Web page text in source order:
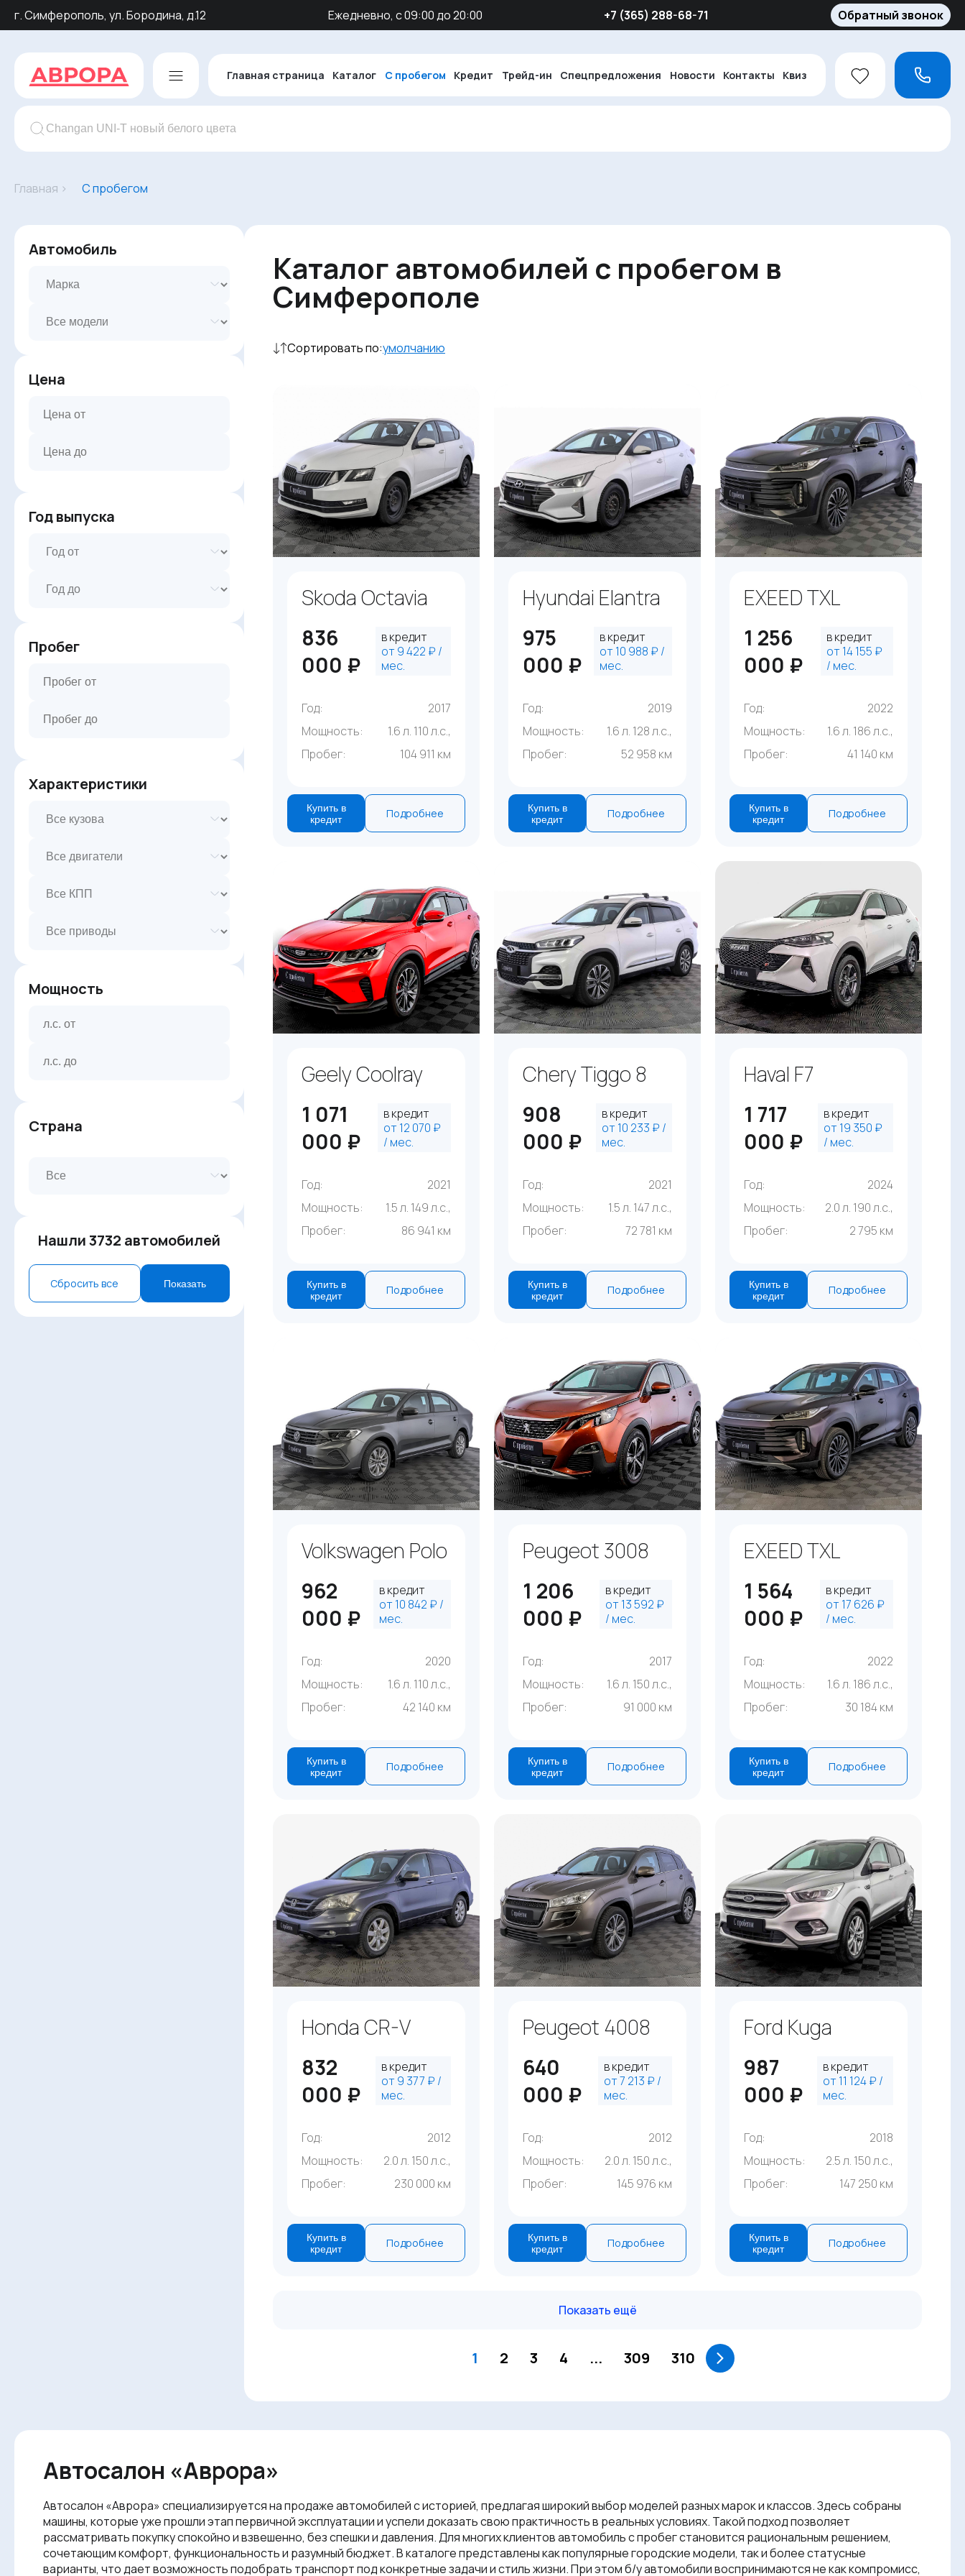
г. Симферополь, ул. Бородина, д.12 Ежедневно, с 09:00 до 20:00 ‪+7 (365) 288-68-71 Обратный звонок
Главная страница Каталог С пробегом Кредит Трейд-ин Спецпредложения Новости Контакты Квиз
Главная › С пробегом
Автомобиль
Цена
Год выпуска
Пробег
Характеристики
Мощность
Страна
Нашли3732 автомобилей
Сбросить все Показать
Каталог автомобилей с пробегом в
Симферополе
Сортировать по:умолчанию
Skoda Octavia
836
000 ₽
в кредит
от 9 422 ₽ /
мес.
Год:
2017
Мощность:
1.6 л. 110 л.с.,
Пробег:
104 911 км
Купить в
кредит
Подробнее
Hyundai Elantra
975
000 ₽
в кредит
от 10 988 ₽ /
мес.
Год:
2019
Мощность:
1.6 л. 128 л.с.,
Пробег:
52 958 км
Купить в
кредит
Подробнее
EXEED TXL
1 256
000 ₽
в кредит
от 14 155 ₽
/ мес.
Год:
2022
Мощность:
1.6 л. 186 л.с.,
Пробег:
41 140 км
Купить в
кредит
Подробнее
Geely Coolray
1 071
000 ₽
в кредит
от 12 070 ₽
/ мес.
Год:
2021
Мощность:
1.5 л. 149 л.с.,
Пробег:
86 941 км
Купить в
кредит
Подробнее
Chery Tiggo 8
908
000 ₽
в кредит
от 10 233 ₽ /
мес.
Год:
2021
Мощность:
1.5 л. 147 л.с.,
Пробег:
72 781 км
Купить в
кредит
Подробнее
Haval F7
1 717
000 ₽
в кредит
от 19 350 ₽
/ мес.
Год:
2024
Мощность:
2.0 л. 190 л.с.,
Пробег:
2 795 км
Купить в
кредит
Подробнее
Volkswagen Polo
962
000 ₽
в кредит
от 10 842 ₽ /
мес.
Год:
2020
Мощность:
1.6 л. 110 л.с.,
Пробег:
42 140 км
Купить в
кредит
Подробнее
Peugeot 3008
1 206
000 ₽
в кредит
от 13 592 ₽
/ мес.
Год:
2017
Мощность:
1.6 л. 150 л.с.,
Пробег:
91 000 км
Купить в
кредит
Подробнее
EXEED TXL
1 564
000 ₽
в кредит
от 17 626 ₽
/ мес.
Год:
2022
Мощность:
1.6 л. 186 л.с.,
Пробег:
30 184 км
Купить в
кредит
Подробнее
Honda CR-V
832
000 ₽
в кредит
от 9 377 ₽ /
мес.
Год:
2012
Мощность:
2.0 л. 150 л.с.,
Пробег:
230 000 км
Купить в
кредит
Подробнее
Peugeot 4008
640
000 ₽
в кредит
от 7 213 ₽ /
мес.
Год:
2012
Мощность:
2.0 л. 150 л.с.,
Пробег:
145 976 км
Купить в
кредит
Подробнее
Ford Kuga
987
000 ₽
в кредит
от 11 124 ₽ /
мес.
Год:
2018
Мощность:
2.5 л. 150 л.с.,
Пробег:
147 250 км
Купить в
кредит
Подробнее
Показать ещё
1 2 3 4 ... 309 310
Автосалон «Аврора»
Автосалон «Аврора» специализируется на продаже автомобилей с историей, предлагая широкий выбор моделей разных марок и классов. Здесь собраны
машины, которые уже прошли этап первичной эксплуатации и успели доказать свою практичность в реальных условиях. Такой подход позволяет
рассматривать покупку спокойно и взвешенно, без спешки и давления. Для многих клиентов автомобиль с пробег становится рациональным решением,
сочетающим комфорт, функциональность и разумный бюджет. В каталоге представлены как популярные городские модели, так и более статусные
варианты, что дает возможность подобрать транспорт под конкретные задачи и стиль жизни. При этом б/у автомобили воспринимаются не как компромисс,